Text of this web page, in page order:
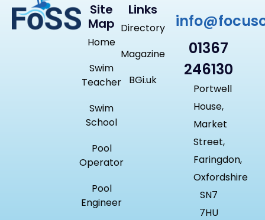
Site
Map
Home
Swim
Teacher
Swim
School
Pool
Operator
Pool
Engineer
Links
Directory
Magazine
BGi.uk
01367
246130
Portwell
House,
Market
Street,
Faringdon,
Oxfordshire
SN7
7HU